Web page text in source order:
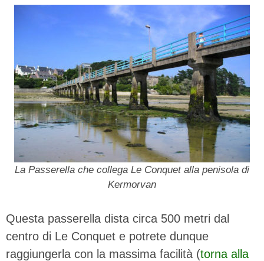
La Passerella che collega Le Conquet alla penisola di
Kermorvan
Questa passerella dista circa 500 metri dal
centro di Le Conquet e potrete dunque
raggiungerla con la massima facilità (torna alla